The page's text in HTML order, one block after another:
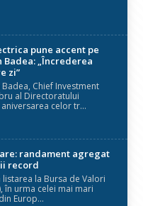
pune accent pe
„Încrederea
zi”
Chief Investment
al Directoratului
celor tr...
randament agregat
record
listarea la Bursa de Valori
în urma celei mai mari
Europ...